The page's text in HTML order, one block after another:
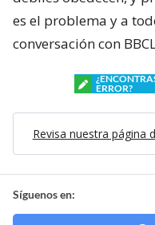
es el problema y a
conversación con
ERROR?
Revisa nuestra página
Síguenos en: